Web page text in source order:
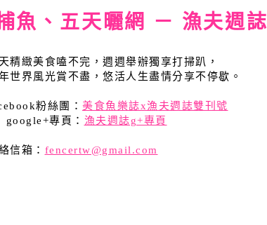
魚、五天曬網 － 漁夫週誌
精緻美食嗑不完，週週舉辦獨享打掃趴，
世界風光賞不盡，悠活人生盡情分享不停歇。
粉絲團： 美食魚樂誌x漁夫週誌雙刊號
專頁： 漁夫週誌g+專頁
信箱： fencertw@gmail.com